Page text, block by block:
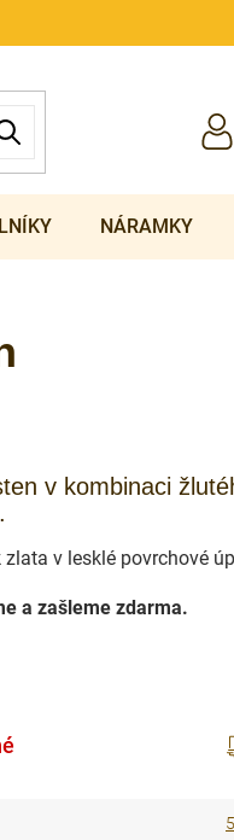
NÁRAMKY
v kombinaci
v lesklé povrchové
a zašleme zdarma.